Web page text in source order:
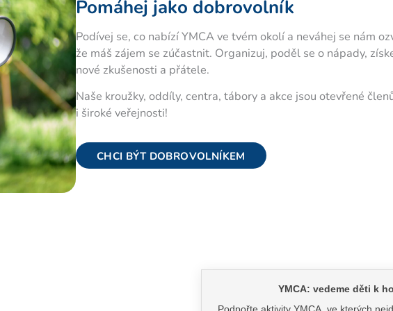
Pomáhej jako dobrovolník
Podívej se, co nabízí YMCA ve tvém okolí a neváhej se nám
že máš zájem se zúčastnit. Organizuj, poděl se o nápady,
nové zkušenosti a přátele.
Naše kroužky, oddíly, centra, tábory a akce jsou otevřené
i široké veřejnosti!
CHCI BÝT DOBROVOLNÍKEM